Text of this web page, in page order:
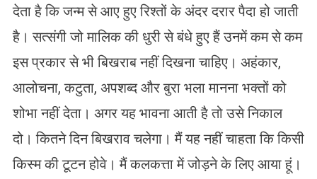
देता है कि जन्म से आए हुए रिश्तों के अंदर दरार पैदा हो जाती
है। सत्संगी जो मालिक की धुरी से बंधे हुए हैं उनमें कम से कम
इस प्रकार से भी बिखराब नहीं दिखना चाहिए। अहंकार,
आलोचना, कटुता, अपशब्द और बुरा भला मानना भक्तों को
शोभा नहीं देता। अगर यह भावना आती है तो उसे निकाल
दो। कितने दिन बिखराव चलेगा। मैं यह नहीं चाहता कि किसी
किस्म की टूटन होवे। मैं कलकत्ता में जोड़ने के लिए आया हूं।